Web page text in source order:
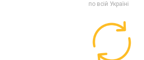
по всій Україні